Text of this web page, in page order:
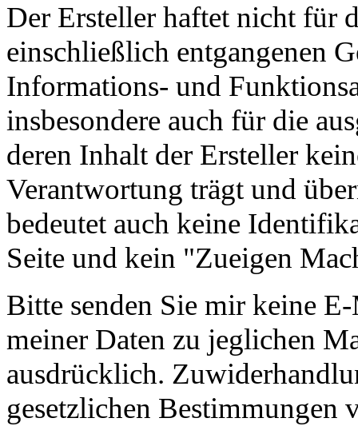
Der Ersteller haftet nicht für
einschließlich entgangenen
Informations- und
insbesondere auch für die
deren Inhalt der Ersteller
Verantwortung trägt und
bedeutet auch keine
Seite und kein "Zueigen
Bitte senden Sie mir keine
meiner Daten zu jeglichen
ausdrücklich.
gesetzlichen Bestimmungen